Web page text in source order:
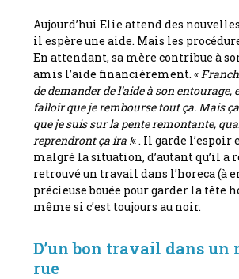
Aujourd’hui Elie attend des
il espère une aide. Mais les
En attendant, sa mère contribue à
amis l’aide financièrement. «
de demander de l’aide à son entourage,
falloir que je rembourse tout ça. Mais
que je suis sur la pente remontante,
reprendront ça ira !« . Il garde l’espoir
malgré la situation, d’autant qu’il a
retrouvé un travail dans l’horeca (à
précieuse bouée pour garder la tête
même si c’est toujours au noir.
D’un bon travail dans un
rue